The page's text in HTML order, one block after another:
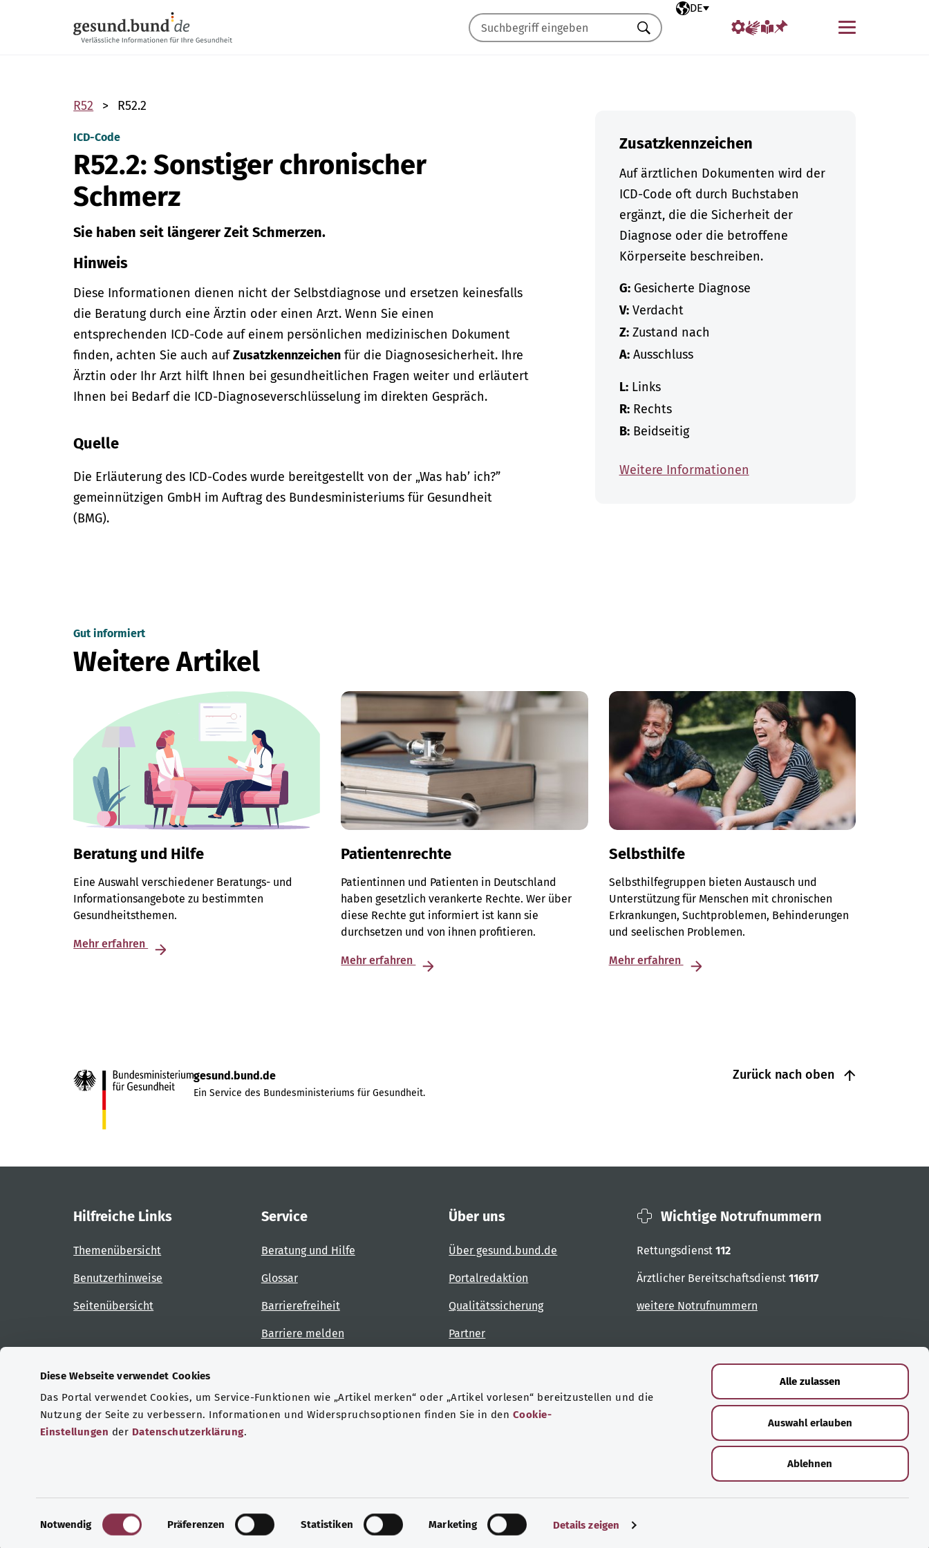
Diese Webseite verwendet Cookies
Das Portal verwendet Cookies, um Service-Funktionen wie „Artikel merken“ oder „Artikel vorlesen“ bereitzustellen und die
Nutzung der Seite zu verbessern. Informationen und Widerspruchsoptionen finden Sie in den Cookie-
Einstellungen der Datenschutzerklärung.
Notwendig Präferenzen Statistiken Marketing Details zeigen
Alle zulassen
Auswahl erlauben
Ablehnen
Ausgewählte Sprache
DE
Menü
Suchen
R52 R52.2
ICD-Code
R52.2: Sonstiger chronischer
Schmerz
Sie haben seit längerer Zeit Schmerzen.
Hinweis
Diese Informationen dienen nicht der Selbstdiagnose und ersetzen keinesfalls
die Beratung durch eine Ärztin oder einen Arzt. Wenn Sie einen
entsprechenden ICD-Code auf einem persönlichen medizinischen Dokument
finden, achten Sie auch aufZusatzkennzeichen für die Diagnosesicherheit. Ihre
Ärztin oder Ihr Arzt hilft Ihnen bei gesundheitlichen Fragen weiter und erläutert
Ihnen bei Bedarf die ICD-Diagnoseverschlüsselung im direkten Gespräch.
Quelle
Die Erläuterung des ICD-Codes wurde bereitgestellt von der „Was hab’ ich?”
gemeinnützigen GmbH im Auftrag des Bundesministeriums für Gesundheit
(BMG).
Zusatzkennzeichen
Auf ärztlichen Dokumenten wird der
ICD-Code oft durch Buchstaben
ergänzt, die die Sicherheit der
Diagnose oder die betroffene
Körperseite beschreiben.
G:Gesicherte Diagnose
V:Verdacht
Z:Zustand nach
A:Ausschluss
L:Links
R:Rechts
B:Beidseitig
Weitere Informationen
Gut informiert
Weitere Artikel
Beratung und Hilfe
Eine Auswahl verschiedener Beratungs- und
Informationsangebote zu bestimmten
Gesundheitsthemen.
Mehr erfahren
Patientenrechte
Patientinnen und Patienten in Deutschland
haben gesetzlich verankerte Rechte. Wer über
diese Rechte gut informiert ist kann sie
durchsetzen und von ihnen profitieren.
Mehr erfahren
Selbsthilfe
Selbsthilfegruppen bieten Austausch und
Unterstützung für Menschen mit chronischen
Erkrankungen, Suchtproblemen, Behinderungen
und seelischen Problemen.
Mehr erfahren
Zurück nach oben
gesund.bund.de
Ein Service des Bundesministeriums für Gesundheit.
Hilfreiche Links
Themenübersicht
Benutzerhinweise
Seitenübersicht
Service
Beratung und Hilfe
Glossar
Barrierefreiheit
Barriere melden
Über uns
Über gesund.bund.de
Portalredaktion
Qualitätssicherung
Partner
Wichtige Notrufnummern
Rettungsdienst 112
Ärztlicher Bereitschaftsdienst 116117
weitere Notrufnummern
Zertifizierungen
© Copyright 2026 Bundesministerium für Gesundheit Datenschutz